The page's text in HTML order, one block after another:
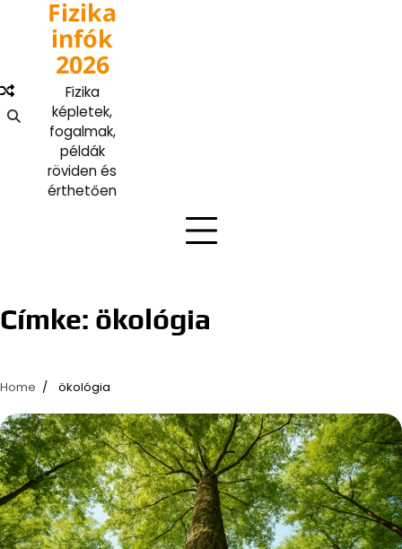
content
Fizika
infók
2026
Fizika
képletek,
fogalmak,
példák
röviden és
érthetően
Címke: ökológia
Home ökológia